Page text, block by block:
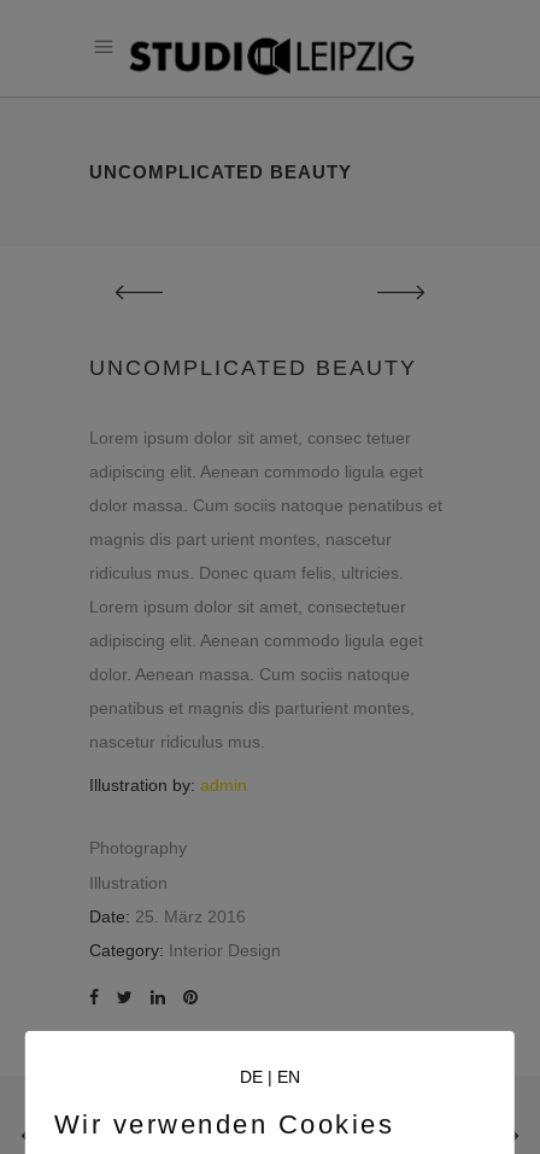
UNCOMPLICATED BEAUTY
UNCOMPLICATED BEAUTY
Lorem ipsum dolor sit amet, consec tetuer
adipiscing elit. Aenean commodo ligula eget
dolor massa. Cum sociis natoque penatibus et
magnis dis part urient montes, nascetur
ridiculus mus. Donec quam felis, ultricies.
Lorem ipsum dolor sit amet, consectetuer
adipiscing elit. Aenean commodo ligula eget
dolor. Aenean massa. Cum sociis natoque
penatibus et magnis dis parturient montes,
nascetur ridiculus mus.
Illustration by: admin
Photography
Illustration
Date: 25. März 2016
Category: Interior Design
DE| EN
Wir verwenden Cookies